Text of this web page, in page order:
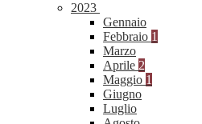
2023
Gennaio
Febbraio 1
Marzo
Aprile 2
Maggio 1
Giugno
Luglio